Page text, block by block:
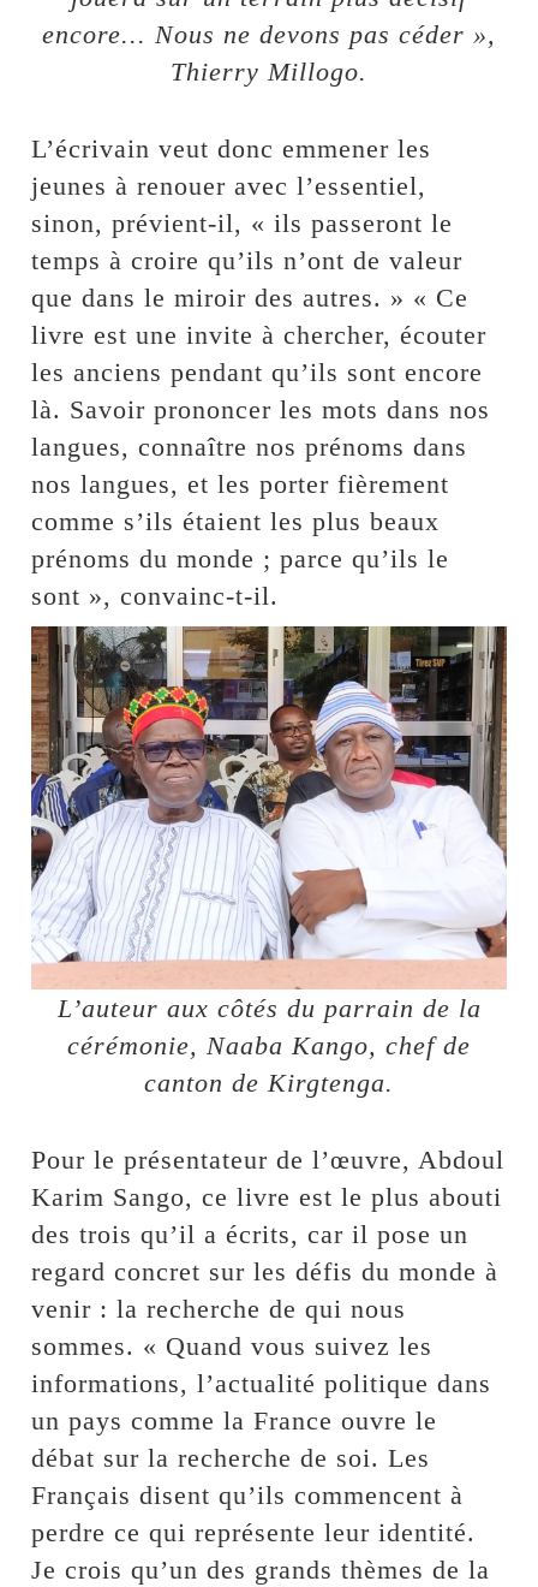
encore... Nous ne devons pas céder »,
Thierry Millogo.
L’écrivain veut donc emmener les
jeunes à renouer avec l’essentiel,
sinon, prévient-il, « ils passeront le
temps à croire qu’ils n’ont de valeur
que dans le miroir des autres. » « Ce
livre est une invite à chercher, écouter
les anciens pendant qu’ils sont encore
là. Savoir prononcer les mots dans nos
langues, connaître nos prénoms dans
nos langues, et les porter fièrement
comme s’ils étaient les plus beaux
prénoms du monde ; parce qu’ils le
sont », convainc-t-il.
L’auteur aux côtés du parrain de la
cérémonie, Naaba Kango, chef de
canton de Kirgtenga.
Pour le présentateur de l’œuvre, Abdoul
Karim Sango, ce livre est le plus abouti
des trois qu’il a écrits, car il pose un
regard concret sur les défis du monde à
venir : la recherche de qui nous
sommes. « Quand vous suivez les
informations, l’actualité politique dans
un pays comme la France ouvre le
débat sur la recherche de soi. Les
Français disent qu’ils commencent à
perdre ce qui représente leur identité.
Je crois qu’un des grands thèmes de la